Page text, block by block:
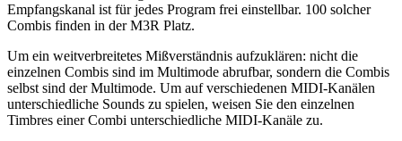
Empfangskanal ist für jedes Program frei einstellbar. 100 solcher
Combis finden in der M3R Platz.
Um ein weitverbreitetes Mißverständnis aufzuklären: nicht die
einzelnen Combis sind im Multimode abrufbar, sondern die Combis
selbst sind der Multimode. Um auf verschiedenen MIDI-Kanälen
unterschiedliche Sounds zu spielen, weisen Sie den einzelnen
Timbres einer Combi unterschiedliche MIDI-Kanäle zu.